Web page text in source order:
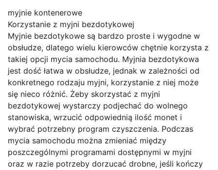
myjnie kontenerowe
Korzystanie z myjni bezdotykowej
Myjnie bezdotykowe są bardzo proste i wygodne w
obsłudze, dlatego wielu kierowców chętnie korzysta z
takiej opcji mycia samochodu. Myjnia bezdotykowa
jest dość łatwa w obsłudze, jednak w zależności od
konkretnego rodzaju myjni, korzystanie z niej może
się nieco różnić. Żeby skorzystać z myjni
bezdotykowej wystarczy podjechać do wolnego
stanowiska, wrzucić odpowiednią ilość monet i
wybrać potrzebny program czyszczenia. Podczas
mycia samochodu można zmieniać między
poszczególnymi programami dostępnymi w myjni
oraz w razie potrzeby dorzucać drobne, jeśli kończy